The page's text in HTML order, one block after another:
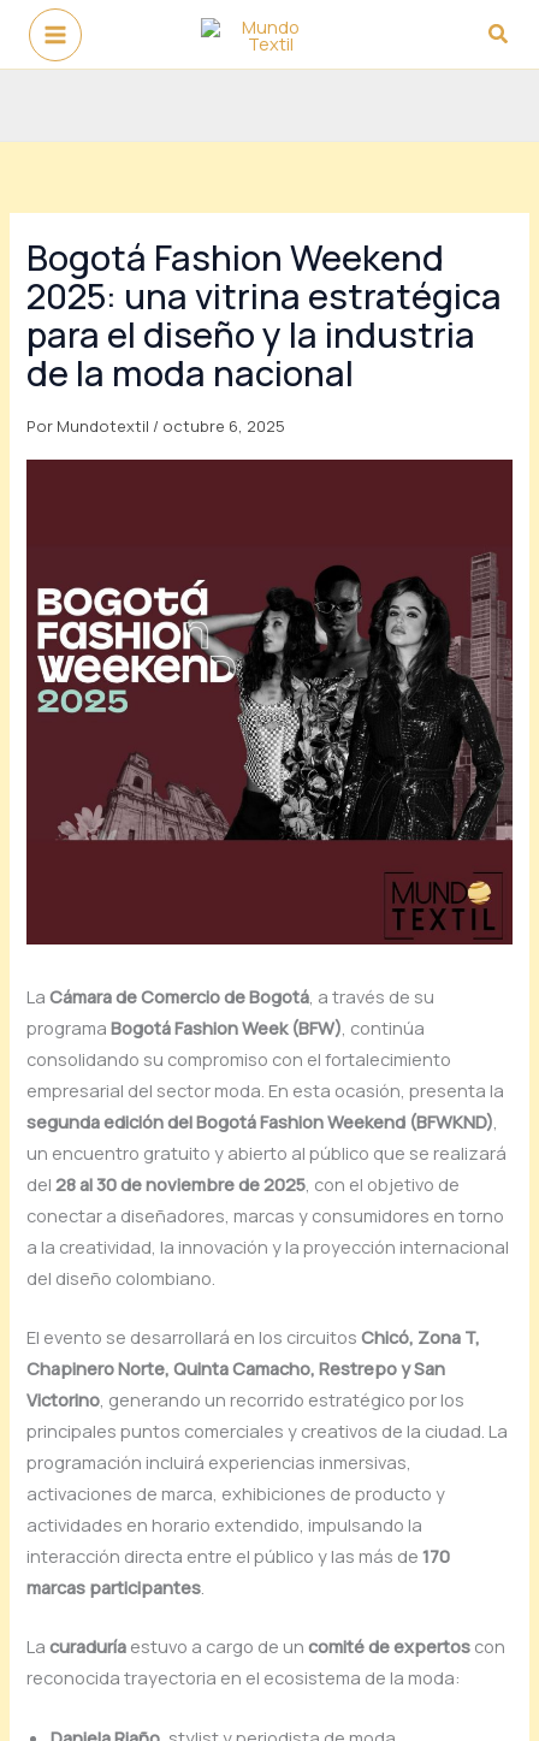
contenido
Bogotá Fashion Weekend
2025: una vitrina estratégica
para el diseño y la industria
de la moda nacional
Por Mundotextil / octubre 6, 2025
LaCámara de Comercio de Bogotá , a través de su
programaBogotá Fashion Week (BFW) , continúa
consolidando su compromiso con el fortalecimiento
empresarial del sector moda. En esta ocasión, presenta la
segunda edición del Bogotá Fashion Weekend (BFWKND)
un encuentro gratuito y abierto al público que se realizará
del28 al 30 de noviembre de 2025 , con el objetivo de
conectar a diseñadores, marcas y consumidores en torno
a la creatividad, la innovación y la proyección internacional
del diseño colombiano.
El evento se desarrollará en los circuitosChicó, Zona T,
Chapinero Norte, Quinta Camacho, Restrepo y San
Victorino, generando un recorrido estratégico por los
principales puntos comerciales y creativos de la ciudad. La
programación incluirá experiencias inmersivas,
activaciones de marca, exhibiciones de producto y
actividades en horario extendido, impulsando la
interacción directa entre el público y las más de170
marcas participantes.
Lacuraduría estuvo a cargo de uncomité de expertos con
reconocida trayectoria en el ecosistema de la moda: